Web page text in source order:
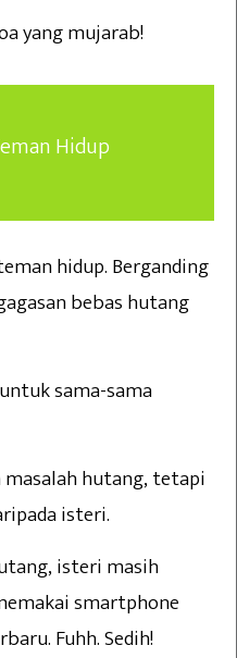
yang mujarab!
Hidup
hidup. Berganding
bebas hutang
sama-sama
masalah hutang, tetapi
isteri.
isteri masih
smartphone
Fuhh. Sedih!